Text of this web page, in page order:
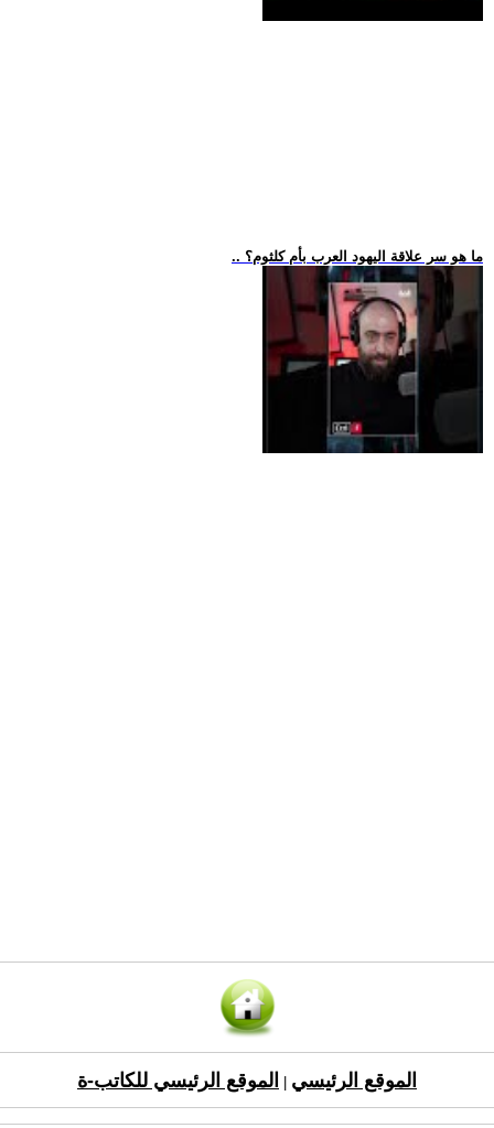
.. ما هو سر علاقة اليهود العرب بأم كلثوم؟
الموقع الرئيسي الموقع الرئيسي للكاتب-ة